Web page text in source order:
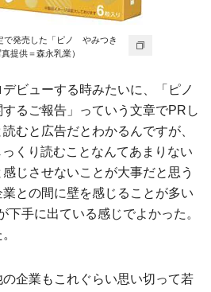
で発売した「ピノ やみつき
提供＝森永乳業）
ビューする時みたいに、「ピノ
るご報告」っていう文章でPRし
むと広告だとわかるんですが、
くり読むことなんてあまりない
じさせないことが大事だと思う
との間に壁を感じることが多い
下手に出ている感じでよかった。
の企業もこれぐらい思い切って若